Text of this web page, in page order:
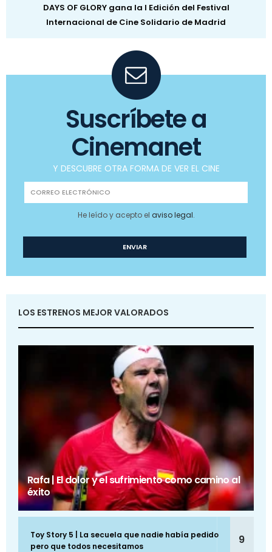
DAYS OF GLORY gana la I Edición del Festival
Internacional de Cine Solidario de Madrid
Suscríbete a
Cinemanet
Y DESCUBRE OTRA FORMA DE VER EL CINE
He leído y acepto el aviso legal.
LOS ESTRENOS MEJOR VALORADOS
Rafa | El dolor y el sufrimiento como camino al
éxito
Toy Story 5 | La secuela que nadie había pedido
pero que todos necesitamos
9